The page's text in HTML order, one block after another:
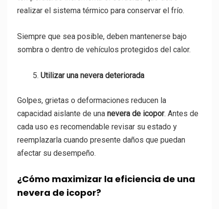
realizar el sistema térmico para conservar el frío.
Siempre que sea posible, deben mantenerse bajo
sombra o dentro de vehículos protegidos del calor.
Utilizar una nevera deteriorada
Golpes, grietas o deformaciones reducen la
capacidad aislante de una nevera de icopor. Antes de
cada uso es recomendable revisar su estado y
reemplazarla cuando presente daños que puedan
afectar su desempeño.
¿Cómo maximizar la eficiencia de una
nevera de icopor?